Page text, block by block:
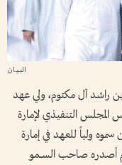
راشد آل مكتوم، ولي عهد
المجلس التنفيذي لإمارة
ولياً للعهد في إمارة
2008، بموجب مرسوم أصدره صاحب الســمو